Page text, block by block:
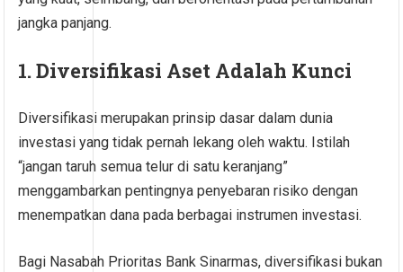
jangka panjang.
1. Diversifikasi Aset Adalah Kunci
Diversifikasi merupakan prinsip dasar dalam dunia
investasi yang tidak pernah lekang oleh waktu. Istilah
“jangan taruh semua telur di satu keranjang”
menggambarkan pentingnya penyebaran risiko dengan
menempatkan dana pada berbagai instrumen investasi.
Bagi Nasabah Prioritas Bank Sinarmas, diversifikasi bukan